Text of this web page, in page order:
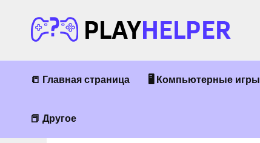
содержанию
📒 Главная страница 🖥 Компьютерные игры
📕 Другое